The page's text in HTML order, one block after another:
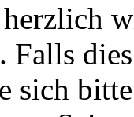
herzlich
Falls
sich